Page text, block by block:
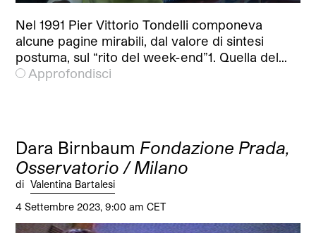
Nel 1991 Pier Vittorio Tondelli componeva
alcune pagine mirabili, dal valore di sintesi
postuma, sul “rito del week-end”1. Quella del…
Approfondisci
Dara Birnbaum Fondazione Prada,
Osservatorio / Milano
di Valentina Bartalesi
4 Settembre 2023, 9:00 am CET